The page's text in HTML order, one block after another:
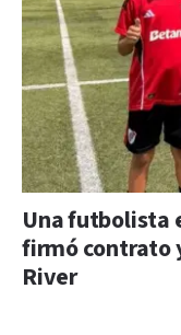
Una futbolista
firmó contrato
River